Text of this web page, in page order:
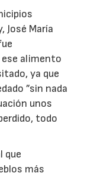
José María
alimento
ya que
”sin nada
unos
todo
que
más